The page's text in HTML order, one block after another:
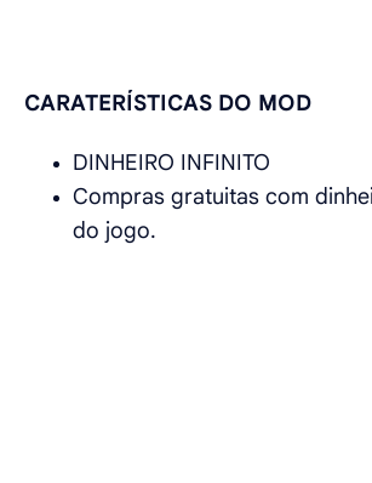
CARATERÍSTICAS DO MOD
DINHEIRO INFINITO
Compras gratuitas com
do jogo.